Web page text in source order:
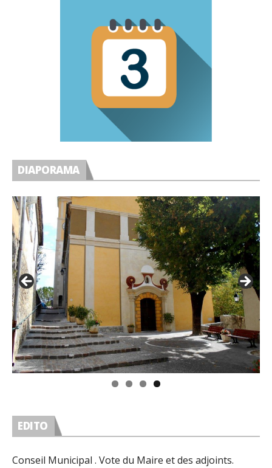
DIAPORAMA
EDITO
Conseil Municipal . Vote du Maire et des adjoints.